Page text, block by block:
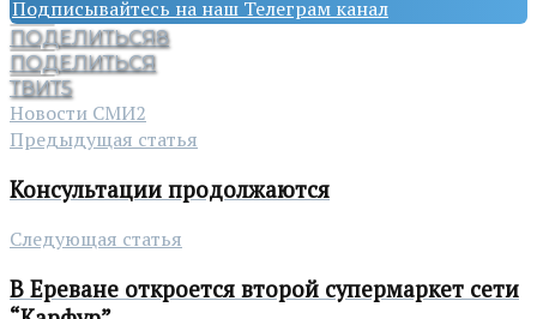
Подписывайтесь на наш Телеграм канал
ПОДЕЛИТЬСЯ8
ПОДЕЛИТЬСЯ
ТВИТ5
Новости СМИ2
Предыдущая статья
Консультации продолжаются
Следующая статья
В Ереване откроется второй супермаркет сети